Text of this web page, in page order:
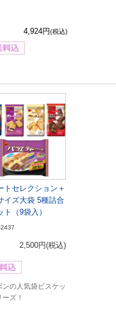
4,924円(税込)
トセレクション＋
イズ大袋 5種詰合
ト（9袋入）
2,500円(税込)
ンの人気袋ビスケッ
ーズ！